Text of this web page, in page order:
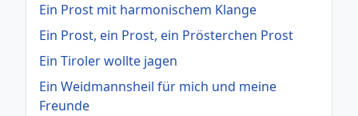
Ein Prost mit harmonischem Klange
Ein Prost, ein Prost, ein Prösterchen Prost
Ein Tiroler wollte jagen
Ein Weidmannsheil für mich und meine
Freunde